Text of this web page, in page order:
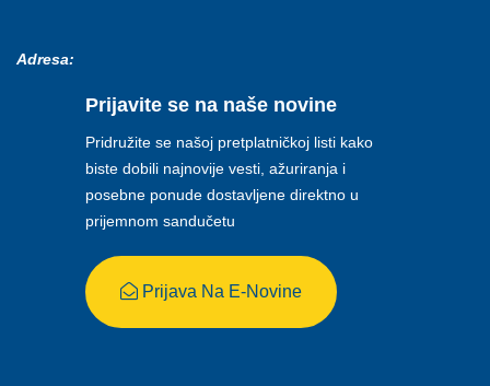
Adresa:
Prijavite se na naše novine
Pridružite se našoj pretplatničkoj listi kako
biste dobili najnovije vesti, ažuriranja i
posebne ponude dostavljene direktno u
prijemnom sandučetu
Prijava Na E-Novine